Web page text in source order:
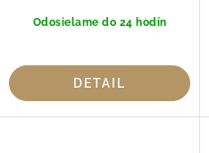
Odosielame do 24 hodín
DETAIL